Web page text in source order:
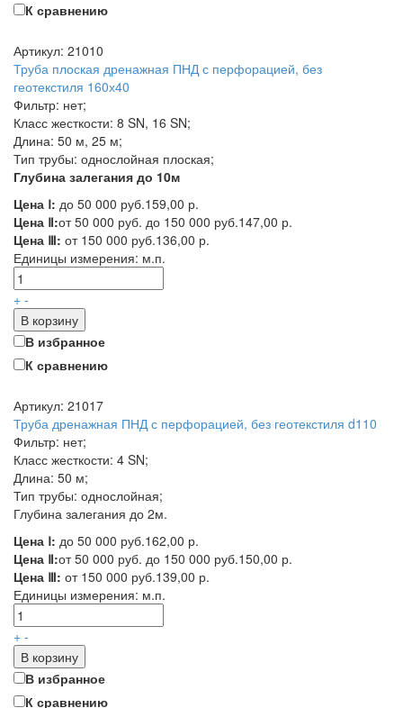
К сравнению
Артикул: 21010
Труба плоская дренажная ПНД с перфорацией, без
геотекстиля 160х40
Фильтр: нет;
Класс жесткости: 8 SN, 16 SN;
Длина: 50 м, 25 м;
Тип трубы: однослойная плоская;
Глубина залегания до 10м
Цена Ⅰ: до 50 000 руб.159,00 р.
Цена Ⅱ:от 50 000 руб. до 150 000 руб.147,00 р.
Цена Ⅲ: от 150 000 руб.136,00 р.
Единицы измерения: м.п.
+ -
В корзину
В избранное
К сравнению
Артикул: 21017
Труба дренажная ПНД с перфорацией, без геотекстиля d110
Фильтр: нет;
Класс жесткости: 4 SN;
Длина: 50 м;
Тип трубы: однослойная;
Глубина залегания до 2м.
Цена Ⅰ: до 50 000 руб.162,00 р.
Цена Ⅱ:от 50 000 руб. до 150 000 руб.150,00 р.
Цена Ⅲ: от 150 000 руб.139,00 р.
Единицы измерения: м.п.
+ -
В корзину
В избранное
К сравнению